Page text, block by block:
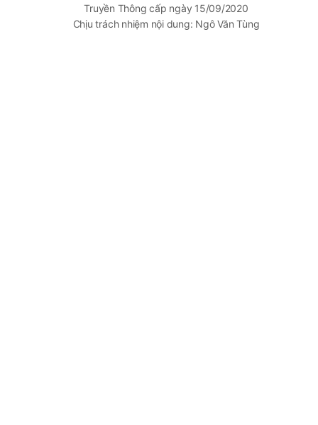
Truyền Thông cấp ngày 15/09/2020
Chịu trách nhiệm nội dung: Ngô Văn Tùng